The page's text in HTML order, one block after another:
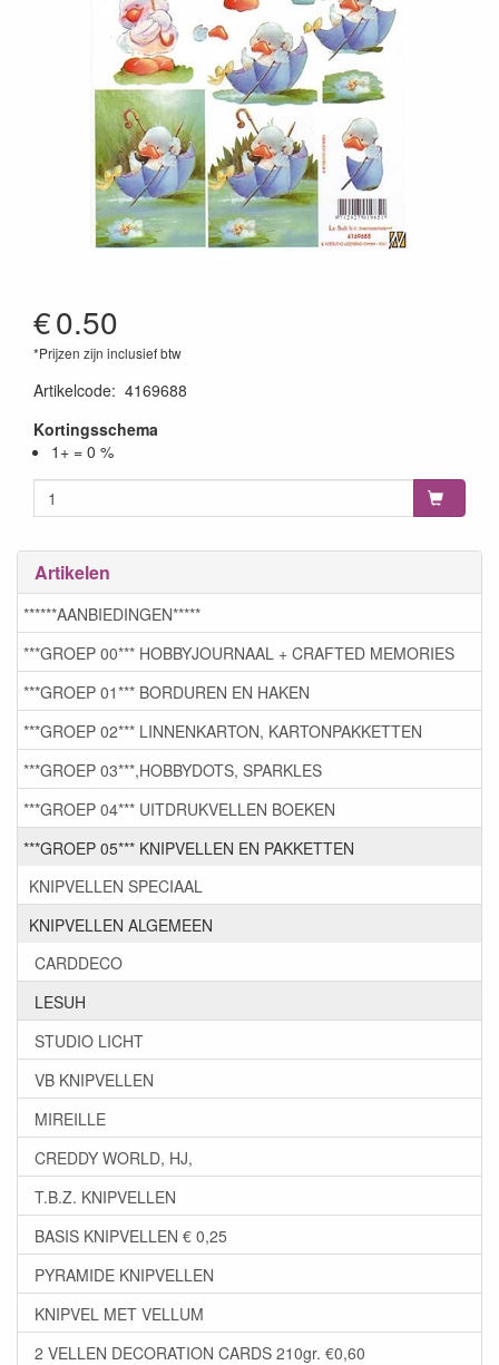
€0.50
*Prijzen zijn inclusief btw
Artikelcode: 4169688
Kortingsschema
1+ = 0 %
Artikelen
******AANBIEDINGEN*****
***GROEP 00*** HOBBYJOURNAAL + CRAFTED MEMORIES
***GROEP 01*** BORDUREN EN HAKEN
***GROEP 02*** LINNENKARTON, KARTONPAKKETTEN
***GROEP 03***,HOBBYDOTS, SPARKLES
***GROEP 04*** UITDRUKVELLEN BOEKEN
***GROEP 05*** KNIPVELLEN EN PAKKETTEN
KNIPVELLEN SPECIAAL
KNIPVELLEN ALGEMEEN
CARDDECO
LESUH
STUDIO LICHT
VB KNIPVELLEN
MIREILLE
CREDDY WORLD, HJ,
T.B.Z. KNIPVELLEN
BASIS KNIPVELLEN € 0,25
PYRAMIDE KNIPVELLEN
KNIPVEL MET VELLUM
2 VELLEN DECORATION CARDS 210gr. €0,60